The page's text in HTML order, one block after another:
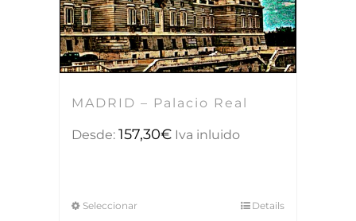
MADRID – Palacio Real
Desde: 157,30€ Iva inluido
Seleccionar
Details